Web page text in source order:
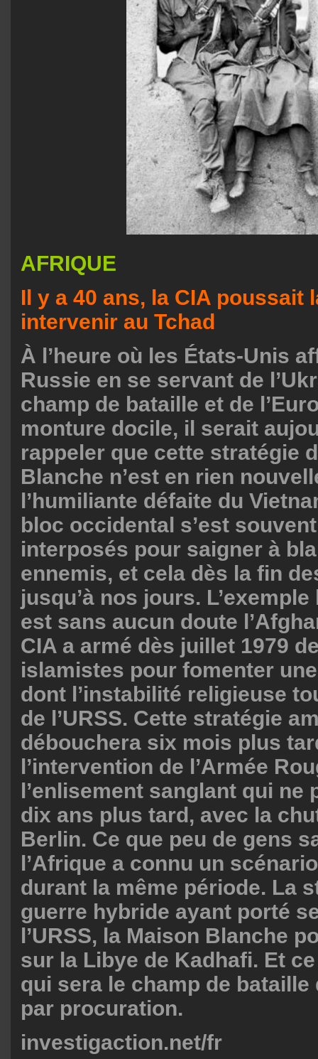
AFRIQUE
Il y a 40 ans, la CIA poussait
intervenir au Tchad
À l’heure où les États-Unis
Russie en se servant de
champ de bataille et de
monture docile, il serait
rappeler que cette stratégie
Blanche n’est en rien
l’humiliante défaite du
bloc occidental s’est
interposés pour saigner à
ennemis, et cela dès la fin
jusqu’à nos jours.
est sans aucun doute
CIA a armé dès juillet 1979
islamistes pour fomenter
dont l’instabilité religieuse
de l’URSS. Cette stratégie
débouchera six mois plus
l’intervention de l’Armée
l’enlisement sanglant qui ne
dix ans plus tard, avec la
Berlin. Ce que peu de gens
l’Afrique a connu un
durant la même période. La
guerre hybride ayant porté
l’URSS, la Maison Blanche
sur la Libye de Kadhafi. Et
qui sera le champ de bataille
par procuration.
investigaction.net/fr